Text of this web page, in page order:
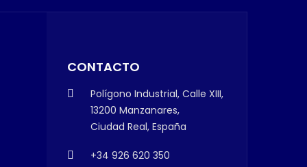
CONTACTO
Polígono Industrial, Calle XIII,
13200 Manzanares,
Ciudad Real, España
+34 926 620 350